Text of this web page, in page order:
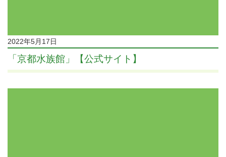
2022年5月17日
「京都水族館」【公式サイト】